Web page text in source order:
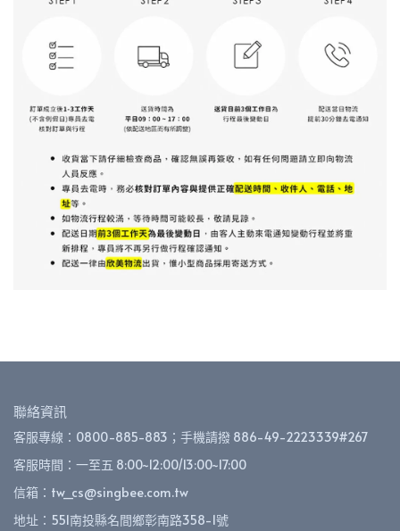
聯絡資訊
客服專線：0800-885-883；手機請撥 886-49-2223339#267
客服時間：一至五 8:00~12:00/13:00~17:00
信箱：tw_cs@singbee.com.tw
地址：551南投縣名間鄉彰南路358-1號